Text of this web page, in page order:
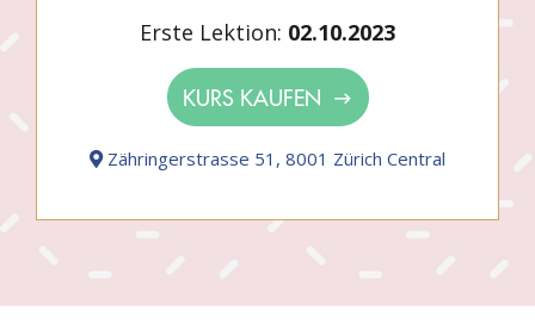
Erste Lektion: 02.10.2023
KURS KAUFEN
Zähringerstrasse 51, 8001 Zürich Central